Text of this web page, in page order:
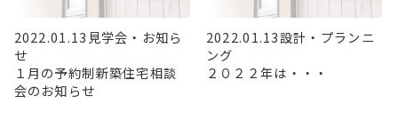
2022.01.13 見学会・お知ら
せ
１月の予約制新築住宅相談
会のお知らせ
2022.01.13設計・プランニ
ング
２０２２年は・・・